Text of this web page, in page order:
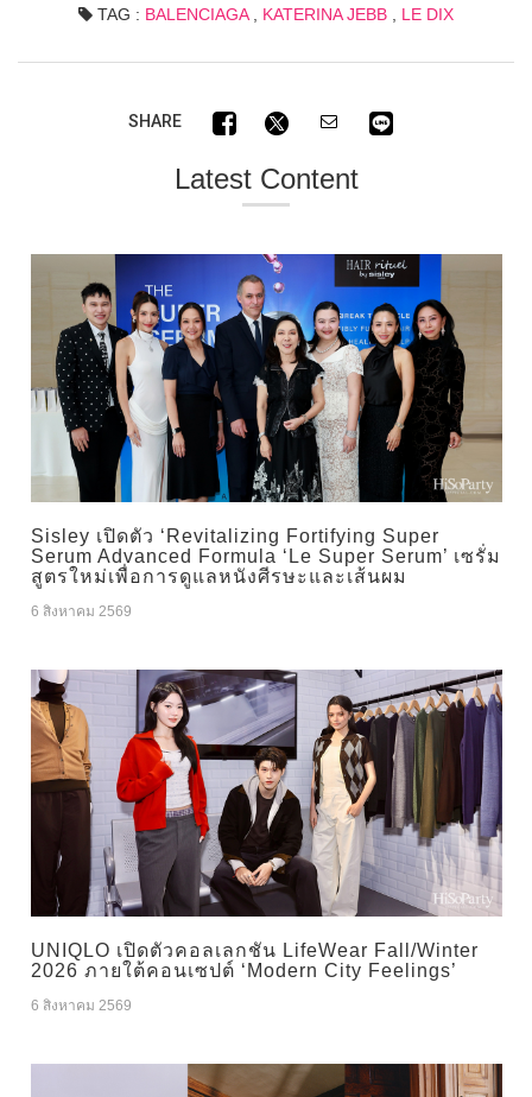
TAG : BALENCIAGA, KATERINA JEBB , LE DIX
SHARE
Latest Content
Sisley เปิดตัว ‘Revitalizing Fortifying Super
Serum Advanced Formula ‘Le Super Serum’ เซรั่ม
สูตรใหม่เพื่อการดูแลหนังศีรษะและเส้นผม
6 สิงหาคม 2569
UNIQLO เปิดตัวคอลเลกชัน LifeWear Fall/Winter
2026 ภายใต้คอนเซปต์ ‘Modern City Feelings’
6 สิงหาคม 2569